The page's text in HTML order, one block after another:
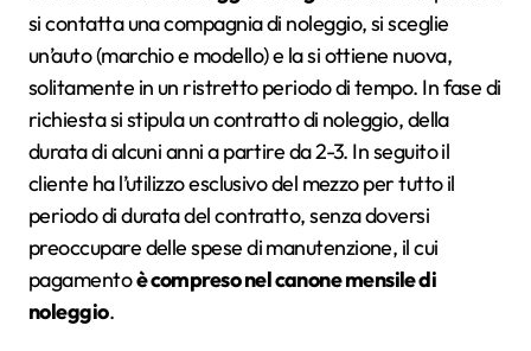
si contatta una compagnia di noleggio, si sceglie
un’auto (marchio e modello) e la si ottiene nuova,
solitamente in un ristretto periodo di tempo. In fase di
richiesta si stipula un contratto di noleggio, della
durata di alcuni anni a partire da 2-3. In seguito il
cliente ha l’utilizzo esclusivo del mezzo per tutto il
periodo di durata del contratto, senza doversi
preoccupare delle spese di manutenzione, il cui
pagamentoè compreso nel canone mensile di
noleggio.